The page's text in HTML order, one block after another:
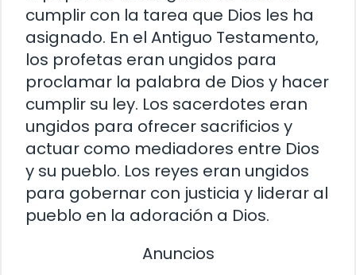
cumplir con la tarea que Dios les ha
asignado. En el Antiguo Testamento,
los profetas eran ungidos para
proclamar la palabra de Dios y hacer
cumplir su ley. Los sacerdotes eran
ungidos para ofrecer sacrificios y
actuar como mediadores entre Dios
y su pueblo. Los reyes eran ungidos
para gobernar con justicia y liderar al
pueblo en la adoración a Dios.
Anuncios